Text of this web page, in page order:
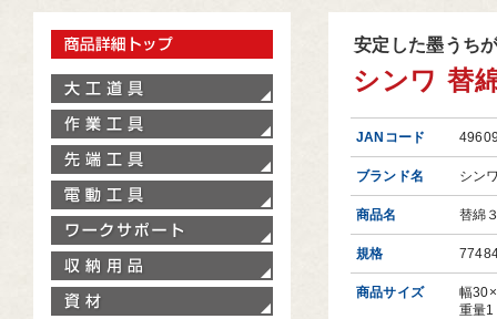
安定した墨うち
シンワ 替
JANコード
ブランド名 シン
商品名 替綿
規格
商品サイズ
幅
重量1
製品情報トップ
ワークサポート